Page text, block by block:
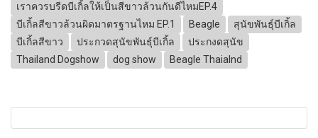
เราควรบรีดบีเกิ้ลให้เป็นสีขาวล้วนกันดีไหมEP.4
บีเกิ้ลสีขาวล้วนผิดมาตรฐานไหม EP.1
Beagle
สุนัขพันธุ์บีเกิ้ล
บีเกิ้ลสีขาว
ประกวดสุนัขพันธุ์บีเกิ้ล
ประกงดสุนัข
Thailand Dogshow
dog show Beagle Thaialnd